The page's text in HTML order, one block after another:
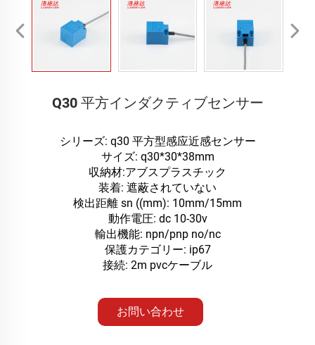
Q30 平方インダクティブセンサー
シリーズ: q30 平方型感应近感センサー
サイズ: q30*30*38mm
収納材:アブスプラスチック
装着: 遮蔽されていない
検出距離 sn ((mm): 10mm/15mm
動作電圧: dc 10-30v
輸出機能: npn/pnp no/nc
保護カテゴリー: ip67
接続: 2m pvcケーブル
お問い合わせ